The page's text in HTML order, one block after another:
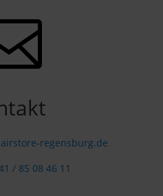
regensburg.de
/ 85 08 46 11